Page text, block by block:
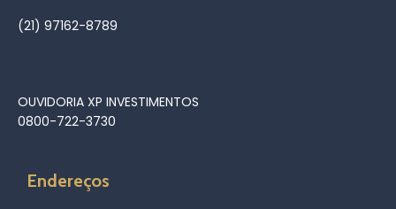
(21) 97162-8789
OUVIDORIA XP INVESTIMENTOS
0800-722-3730
Endereços